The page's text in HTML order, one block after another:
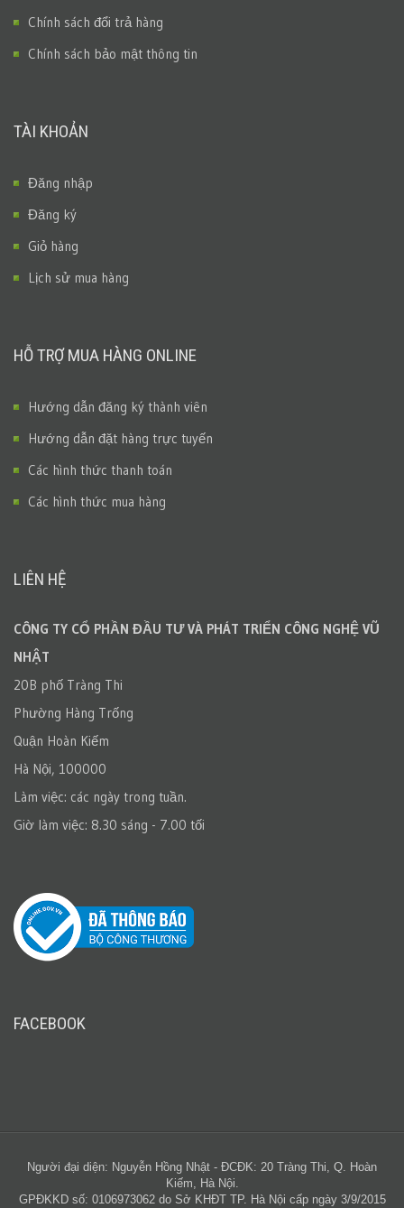
Chính sách đổi trả hàng
Chính sách bảo mật thông tin
TÀI KHOẢN
Đăng nhập
Đăng ký
Giỏ hàng
Lịch sử mua hàng
HỖ TRỢ MUA HÀNG ONLINE
Hướng dẫn đăng ký thành viên
Hướng dẫn đặt hàng trực tuyến
Các hình thức thanh toán
Các hình thức mua hàng
LIÊN HỆ
CÔNG TY CỔ PHẦN ĐẦU TƯ VÀ PHÁT TRIỂN CÔNG NGHỆ VŨ
NHẬT
20B phố Tràng Thi
Phường Hàng Trống
Quận Hoàn Kiếm
Hà Nội, 100000
Làm việc: các ngày trong tuần.
Giờ làm việc: 8.30 sáng - 7.00 tối
FACEBOOK
Người đại diện: Nguyễn Hồng Nhật - ĐCĐK: 20 Tràng Thi, Q. Hoàn
Kiếm, Hà Nội.
GPĐKKD số: 0106973062 do Sở KHĐT TP. Hà Nội cấp ngày 3/9/2015